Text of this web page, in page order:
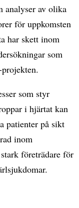
analyser av olika
för uppkomsten
har skett inom
som
som styr
i hjärtat kan
patienter på sikt
inom
företrädare för